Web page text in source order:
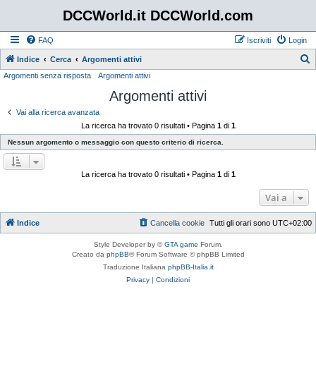
DCCWorld.it DCCWorld.com
FAQ Login
Iscriviti
Indice Cerca Argomenti attivi
Argomenti senza risposta Argomenti attivi
Argomenti attivi
Vai alla ricerca avanzata
La ricerca ha trovato 0 risultati • Pagina 1di 1
Nessun argomento o messaggio con questo criterio di ricerca.
La ricerca ha trovato 0 risultati • Pagina 1di 1
Vai a
Indice Tutti gli orari sono UTC+02:00
Cancella cookie
Style Developer by ©GTA game Forum.
Creato da phpBB® Forum Software © phpBB Limited
Traduzione Italiana phpBB-Italia.it
Privacy | Condizioni